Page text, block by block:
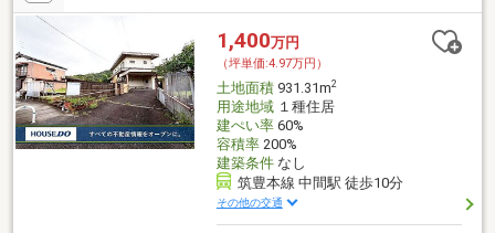
1,400万円
（坪単価:4.97万円）
土地面積931.31m2
用途地域１種住居
建ぺい率60%
容積率200%
建築条件なし
筑豊本線 中間駅 徒歩10分
その他の交通